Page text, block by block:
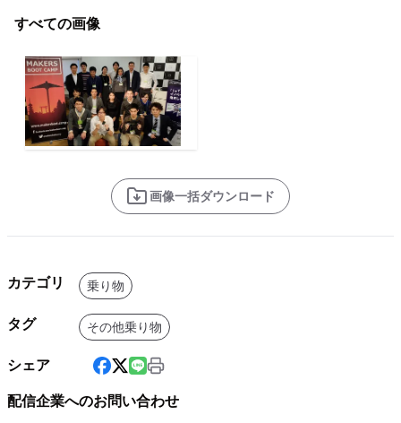
すべての画像
画像一括ダウンロード
カテゴリ 乗り物
タグ その他乗り物
シェア
配信企業へのお問い合わせ